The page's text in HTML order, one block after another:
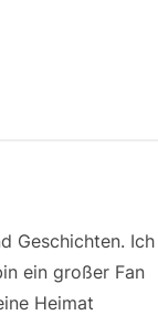
Geschichten. Ich
ein großer Fan
Heimat